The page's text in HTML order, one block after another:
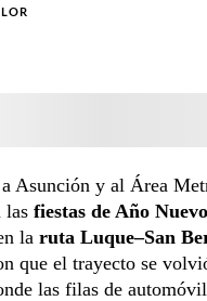
Asunción y al Área
las fiestas de Año Nuevo
la ruta Luque–San
que el trayecto se
las filas de